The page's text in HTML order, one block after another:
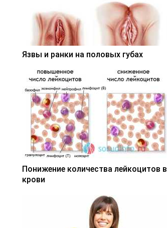
Язвы и ранки на половых губах
Понижение количества лейкоцитов в
крови